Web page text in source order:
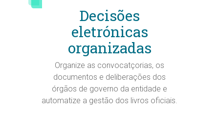
Decisões
eletrónicas
organizadas
Organize as convocatçorias, os
documentos e deliberações dos
órgãos de governo da entidade e
automatize a gestão dos livros oficiais.